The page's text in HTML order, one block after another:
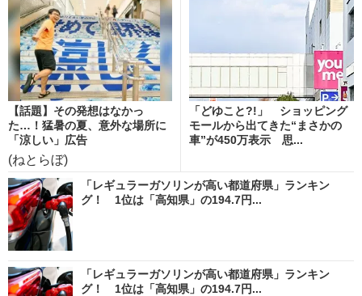
【話題】その発想はなかっ
た…！猛暑の夏、意外な場所に
「涼しい」広告
(ねとらぼ)
「どゆこと?!」 ショッピング
モールから出てきた“まさかの
車”が450万表示 思...
「レギュラーガソリンが高い都道府県」ランキン
グ！ 1位は「高知県」の194.7円...
「レギュラーガソリンが高い都道府県」ランキン
グ！ 1位は「高知県」の194.7円...